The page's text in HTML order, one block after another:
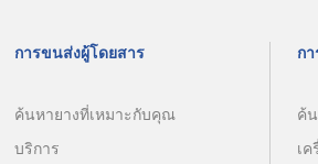
การขนส่งผู้โดยสาร
ค้นหายางที่เหมาะกับคุณ
บริการ
ก
ค้
เ